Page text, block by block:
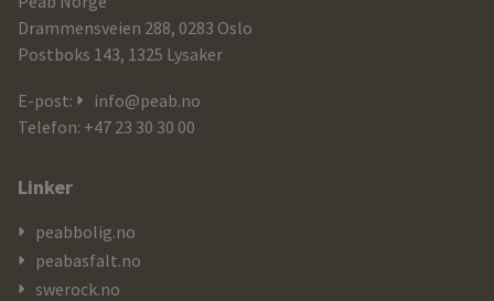
og
kontaktdetaljer
Drammensveien 288, 0283 Oslo
Postboks 143, 1325 Lysaker
E-post:
info@peab.no
Telefon: +47 23 30 30 00
Linker
peabbolig.no
peabasfalt.no
swerock.no